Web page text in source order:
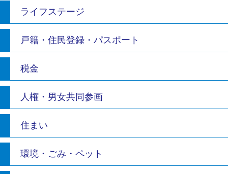
ライフステージ
戸籍・住民登録・パスポート
税金
人権・男女共同参画
住まい
環境・ごみ・ペット